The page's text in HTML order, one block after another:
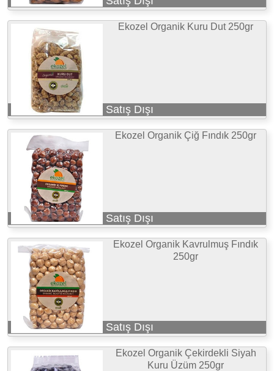
Ekozel Organik Kuru Dut 250gr
Satış Dışı
Ekozel Organik Çiğ Fındık 250gr
Satış Dışı
Ekozel Organik Kavrulmuş Fındık
250gr
Satış Dışı
Ekozel Organik Çekirdekli Siyah
Kuru Üzüm 250gr